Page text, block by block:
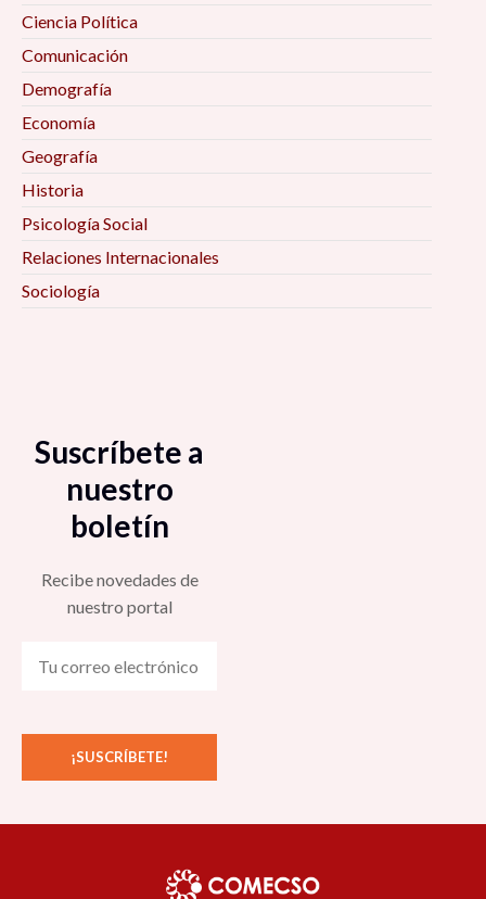
Ciencia Política
Comunicación
Demografía
Economía
Geografía
Historia
Psicología Social
Relaciones Internacionales
Sociología
Suscríbete a
nuestro
boletín
Recibe novedades de
nuestro portal